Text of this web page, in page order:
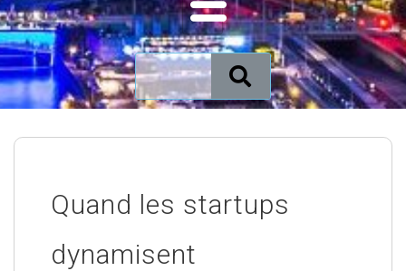
Quand les startups
dynamisent